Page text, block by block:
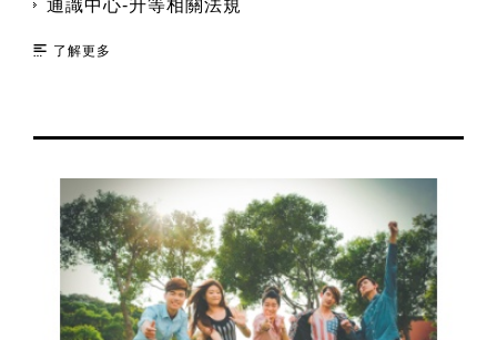
通識中心-升等相關法規
了解更多